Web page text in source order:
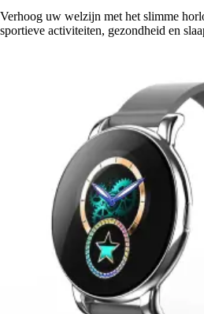
Verhoog uw welzijn met het slimme
sportieve activiteiten, gezondheid en